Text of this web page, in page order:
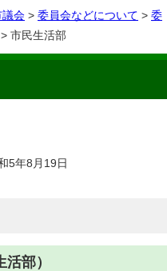
議会 > 委員会などについて > 委
> 市民生活部
5年8月19日
部）